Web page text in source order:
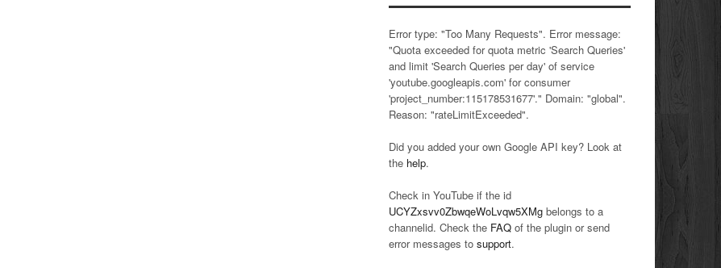
Error type: "Too Many Requests". Error message:
"Quota exceeded for quota metric 'Search Queries'
and limit 'Search Queries per day' of service
'youtube.googleapis.com' for consumer
'project_number:115178531677'." Domain: "global".
Reason: "rateLimitExceeded".
Did you added your own Google API key? Look at
the help.
Check in YouTube if the id
UCYZxsvv0ZbwqeWoLvqw5XMg belongs to a
channelid. Check the FAQ of the plugin or send
error messages to support.